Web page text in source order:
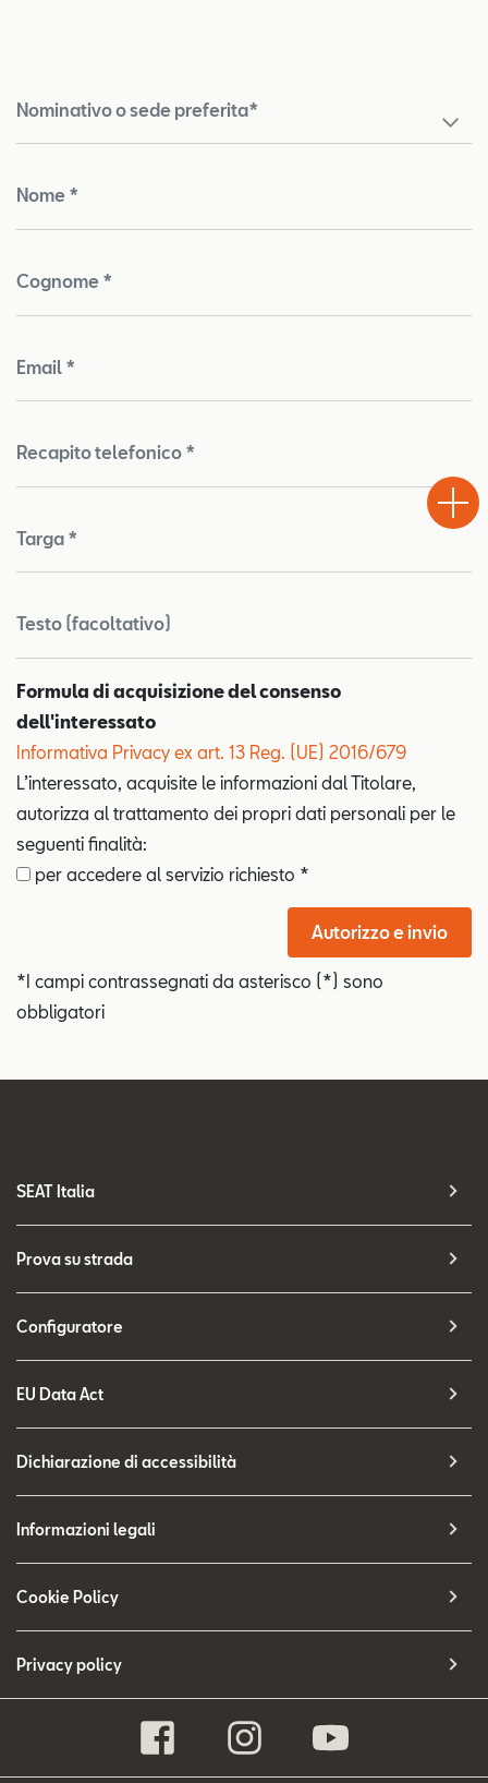
Nominativo o sede preferita*
Nome *
Cognome *
Email *
Recapito telefonico *
Targa *
Testo (facoltativo)
Formula di acquisizione del consenso
dell'interessato
Informativa Privacy ex art. 13 Reg. (UE) 2016/679
L’interessato, acquisite le informazioni dal Titolare,
autorizza al trattamento dei propri dati personali per le
seguenti finalità:
per accedere al servizio richiesto *
Autorizzo e invio
*I campi contrassegnati da asterisco (*) sono
obbligatori
SEAT Italia
Prova su strada
Configuratore
EU Data Act
Dichiarazione di accessibilità
Informazioni legali
Cookie Policy
Privacy policy
Drive
Chiama